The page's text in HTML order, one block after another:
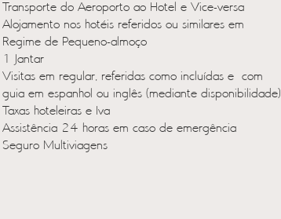
Transporte do Aeroporto ao Hotel e Vice-versa
Alojamento nos hotéis referidos ou similares em
Regime de Pequeno-almoço
1 Jantar
Visitas em regular, referidas como incluídas e com
guia em espanhol ou inglês (mediante disponibilidade)
Taxas hoteleiras e Iva
Assistência 24 horas em caso de emergência
Seguro Multiviagens